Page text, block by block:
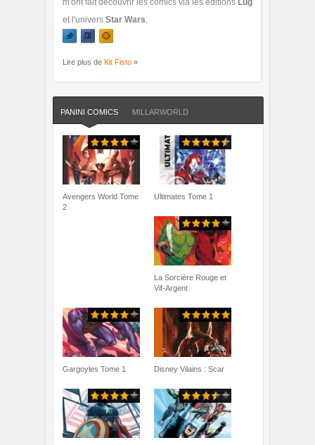
et l'univers Star Wars
Lire plus de Kit Fisto »
PANINI COMICS MILLARWORLD
Avengers World Tome
2
Ultimates Tome 1
La Sorcière Rouge et
Vif-Argent
Gargoyles Tome 1 Disney Vilains : Scar